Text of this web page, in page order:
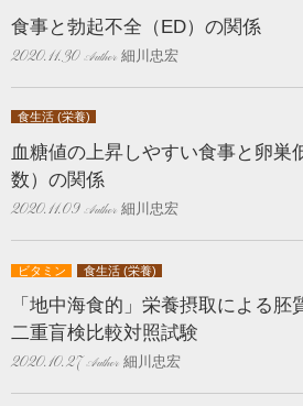
食事と勃起不全（ED）の関係
2020.11.30 細川忠宏
食生活 (栄養)
血糖値の上昇しやすい食事と卵巣
数）の関係
2020.11.09 細川忠宏
ビタミン 食生活 (栄養)
「地中海食的」栄養摂取による胚
二重盲検比較対照試験
2020.10.27 細川忠宏